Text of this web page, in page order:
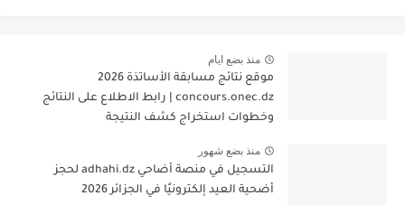
منذ بضع ايام
موقع نتائج مسابقة الأساتذة 2026
concours.onec.dz | رابط الاطلاع على النتائج
وخطوات استخراج كشف النتيجة
منذ بضع شهور
التسجيل في منصة أضاحي adhahi.dz لحجز
أضحية العيد إلكترونيًا في الجزائر 2026